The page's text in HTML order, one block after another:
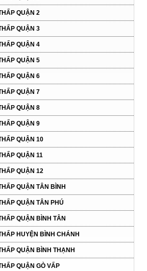
QUẬN 2
QUẬN 3
QUẬN 4
QUẬN 5
QUẬN 6
QUẬN 7
QUẬN 8
QUẬN 9
QUẬN 10
QUẬN 11
QUẬN 12
QUẬN TÂN BÌNH
QUẬN TÂN PHÚ
QUẬN BÌNH TÂN
HUYỆN BÌNH CHÁNH
QUẬN BÌNH THẠNH
QUẬN GÒ VẤP